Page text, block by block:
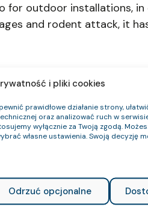
i pliki cookies
prawidłowe działanie strony,
oraz analizować ruch w
wyłącznie za Twoją zgodą.
własne ustawienia. Swoją decyzję
Odrzuć opcjonalne
for outdoor installations,
and rodent attack, it
21
23.6